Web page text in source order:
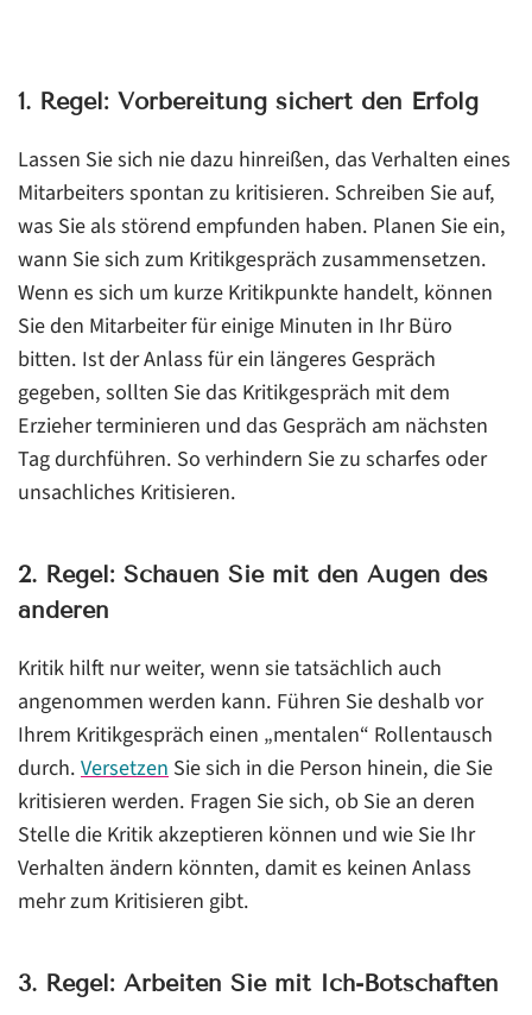
1. Regel: Vorbereitung sichert den Erfolg
Lassen Sie sich nie dazu hinreißen, das Verhalten eines
Mitarbeiters spontan zu kritisieren. Schreiben Sie auf,
was Sie als störend empfunden haben. Planen Sie ein,
wann Sie sich zum Kritikgespräch zusammensetzen.
Wenn es sich um kurze Kritikpunkte handelt, können
Sie den Mitarbeiter für einige Minuten in Ihr Büro
bitten. Ist der Anlass für ein längeres Gespräch
gegeben, sollten Sie das Kritikgespräch mit dem
Erzieher terminieren und das Gespräch am nächsten
Tag durchführen. So verhindern Sie zu scharfes oder
unsachliches Kritisieren.
2. Regel: Schauen Sie mit den Augen des
anderen
Kritik hilft nur weiter, wenn sie tatsächlich auch
angenommen werden kann. Führen Sie deshalb vor
Ihrem Kritikgespräch einen „mentalen“ Rollentausch
durch.VersetzenSie sich in die Person hinein, die Sie
kritisieren werden. Fragen Sie sich, ob Sie an deren
Stelle die Kritik akzeptieren können und wie Sie Ihr
Verhalten ändern könnten, damit es keinen Anlass
mehr zum Kritisieren gibt.
3. Regel: Arbeiten Sie mit Ich-Botschaften